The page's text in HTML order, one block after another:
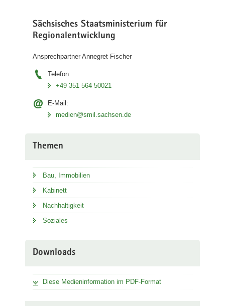
Sächsisches Staatsministerium für
Regionalentwicklung
Ansprechpartner Annegret Fischer
Telefon:
+49 351 564 50021
E-Mail:
medien@smil.sachsen.de
Themen
Bau, Immobilien
Kabinett
Nachhaltigkeit
Soziales
Downloads
Diese Medieninformation im PDF-Format